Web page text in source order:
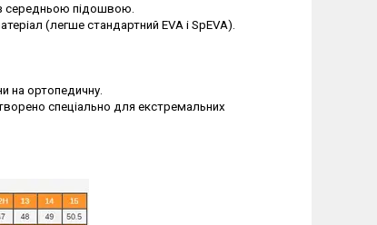
середньою підошвою.
(легше стандартний EVA і SpEVA).
на ортопедичну.
спеціально для екстремальних